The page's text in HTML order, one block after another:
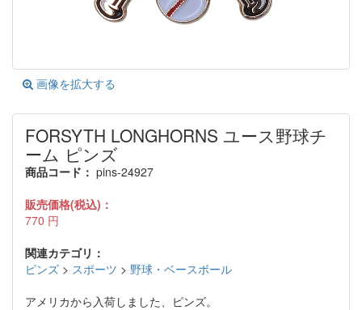
画像を拡大する
FORSYTH LONGHORNS ユース野球チ
ーム ピンズ
商品コード： pins-24927
販売価格(税込)：
770 円
関連カテゴリ：
ピンズ > スポーツ > 野球・ベースボール
アメリカから入荷しました、ピンズ。